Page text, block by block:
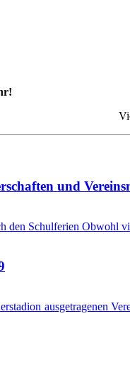
und
den Schulferien
ausgetragenen